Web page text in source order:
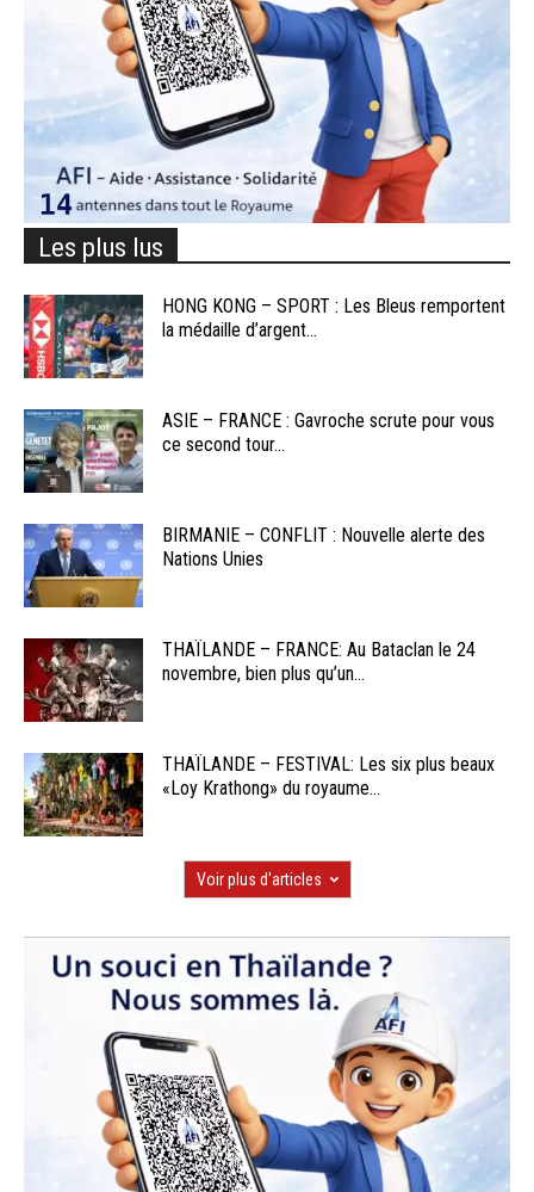
Les plus lus
HONG KONG – SPORT : Les Bleus remportent
la médaille d’argent...
ASIE – FRANCE : Gavroche scrute pour vous
ce second tour...
BIRMANIE – CONFLIT : Nouvelle alerte des
Nations Unies
THAÏLANDE – FRANCE: Au Bataclan le 24
novembre, bien plus qu’un...
THAÏLANDE – FESTIVAL: Les six plus beaux
«Loy Krathong» du royaume...
Voir plus d'articles